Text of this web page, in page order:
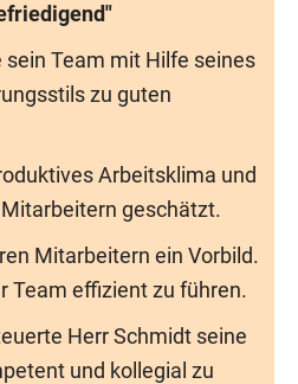
sein Team mit Hilfe seines
zu guten
Arbeitsklima und
geschätzt.
Mitarbeitern ein Vorbild.
Team effizient zu führen.
Herr Schmidt seine
und kollegial zu